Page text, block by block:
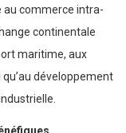
au commerce intra-
continentale
maritime, aux
développement